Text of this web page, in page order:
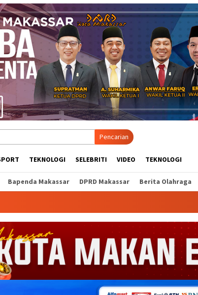
Pencarian
TEKNOLOGI SELEBRITI VIDEO TEKNOLOGI
Bapenda Makassar DPRD Makassar Berita Olahraga